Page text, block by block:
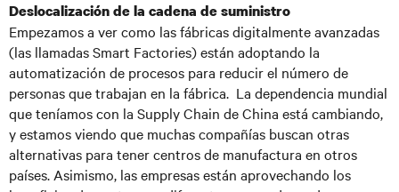
Deslocalización de la cadena de suministro
Empezamos a ver como las fábricas digitalmente avanzadas
(las llamadas Smart Factories) están adoptando la
automatización de procesos para reducir el número de
personas que trabajan en la fábrica. La dependencia mundial
que teníamos con la Supply Chain de China está cambiando,
y estamos viendo que muchas compañías buscan otras
alternativas para tener centros de manufactura en otros
países. Asimismo, las empresas están aprovechando los